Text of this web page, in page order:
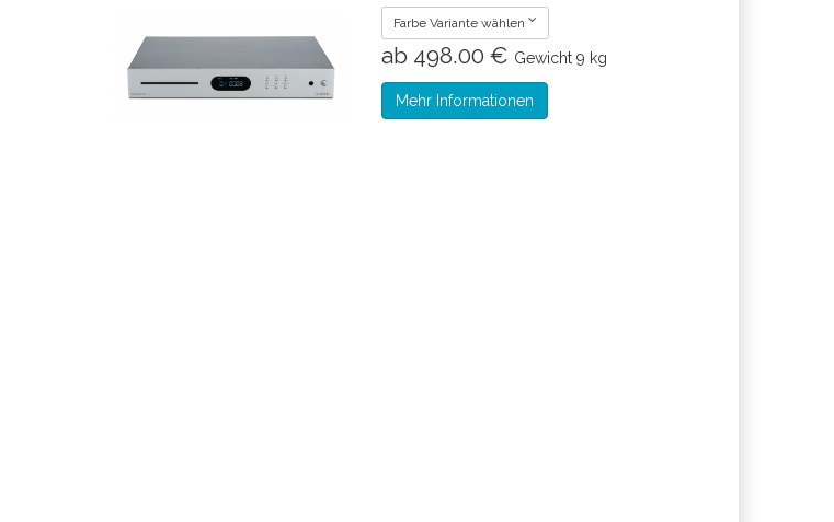
Farbe Variante wählen
ab 498.00 € Gewicht 9 kg
Mehr Informationen